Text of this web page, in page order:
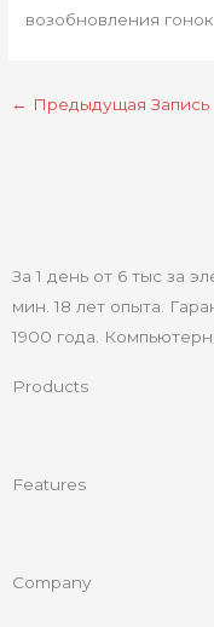
возобновления гонок.
← Предыдущая Запись
За 1 день от 6 тыс за
мин. 18 лет опыта.
1900 года.
Products
Features
Company